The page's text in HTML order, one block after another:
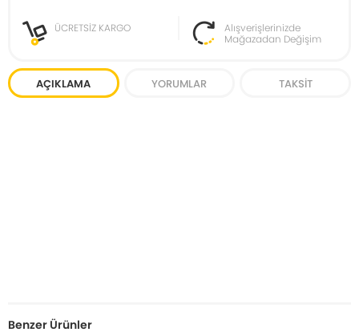
ÜCRETSİZ KARGO
Alışverişlerinizde
Mağazadan Değişim
AÇIKLAMA YORUMLAR TAKSIT
Benzer Ürünler